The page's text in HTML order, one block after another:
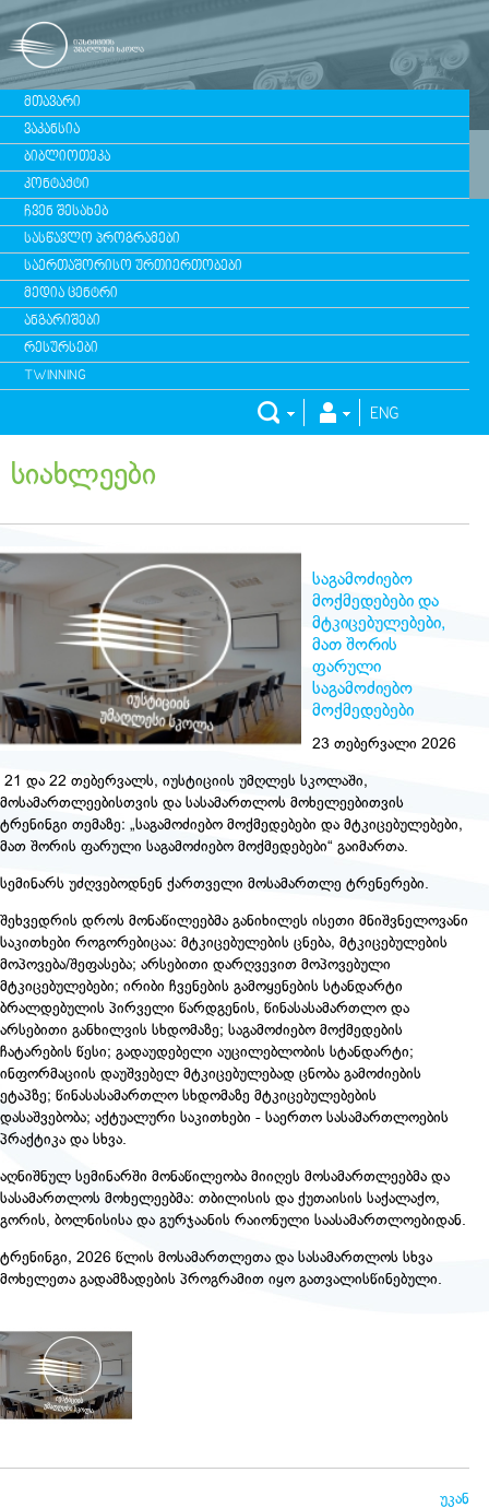
ᲛᲗᲐᲕᲐᲠᲘ
ᲕᲐᲙᲐᲜᲡᲘᲐ
ᲑᲘᲑᲚᲘᲝᲗᲔᲙᲐ
ᲙᲝᲜᲢᲐᲥᲢᲘ
ᲩᲕᲔᲜ ᲨᲔᲡᲐᲮᲔᲑ
ᲡᲐᲡᲬᲐᲕᲚᲝ ᲞᲠᲝᲒᲠᲐᲛᲔᲑᲘ
ᲡᲐᲔᲠᲗᲐᲨᲝᲠᲘᲡᲝ ᲣᲠᲗᲘᲔᲠᲗᲝᲑᲔᲑᲘ
ᲛᲔᲓᲘᲐ ᲪᲔᲜᲢᲠᲘ
ᲐᲜᲒᲐᲠᲘᲨᲔᲑᲘ
ᲠᲔᲡᲣᲠᲡᲔᲑᲘ
TWINNING
ENG
სიახლეები
საგამოძიებო
მოქმედებები და
მტკიცებულებები,
მათ შორის
ფარული
საგამოძიებო
მოქმედებები
23 თებერვალი 2026
21 და 22 თებერვალს, იუსტიციის უმღლეს სკოლაში,
მოსამართლეებისთვის და სასამართლოს მოხელეებითვის
ტრენინგი თემაზე: „საგამოძიებო მოქმედებები და მტკიცებულებები,
მათ შორის ფარული საგამოძიებო მოქმედებები“ გაიმართა.
სემინარს უძღვებოდნენ ქართველი მოსამართლე ტრენერები.
შეხვედრის დროს მონაწილეებმა განიხილეს ისეთი მნიშვნელოვანი
საკითხები როგორებიცაა: მტკიცებულების ცნება, მტკიცებულების
მოპოვება/შეფასება; არსებითი დარღვევით მოპოვებული
მტკიცებულებები; ირიბი ჩვენების გამოყენების სტანდარტი
ბრალდებულის პირველი წარდგენის, წინასასამართლო და
არსებითი განხილვის სხდომაზე; საგამოძიებო მოქმედების
ჩატარების წესი; გადაუდებელი აუცილებლობის სტანდარტი;
ინფორმაციის დაუშვებელ მტკიცებულებად ცნობა გამოძიების
ეტაპზე; წინასასამართლო სხდომაზე მტკიცებულებების
დასაშვებობა; აქტუალური საკითხები - საერთო სასამართლოების
პრაქტიკა და სხვა.
აღნიშნულ სემინარში მონაწილეობა მიიღეს მოსამართლეებმა და
სასამართლოს მოხელეებმა: თბილისის და ქუთაისის საქალაქო,
გორის, ბოლნისისა და გურჯაანის რაიონული საასამართლოებიდან.
ტრენინგი, 2026 წლის მოსამართლეთა და სასამართლოს სხვა
მოხელეთა გადამზადების პროგრამით იყო გათვალისწინებული.
უკან